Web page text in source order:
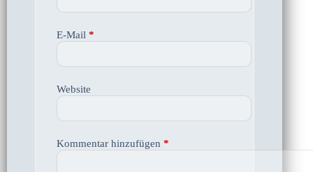
E-Mail *
Website
Kommentar hinzufügen *